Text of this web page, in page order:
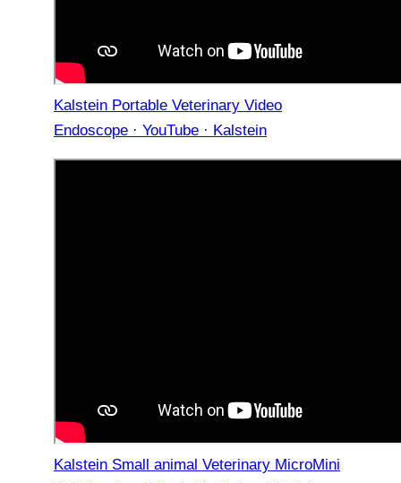
Kalstein Portable Veterinary Video
Endoscope · YouTube · Kalstein
Kalstein Small animal Veterinary MicroMini